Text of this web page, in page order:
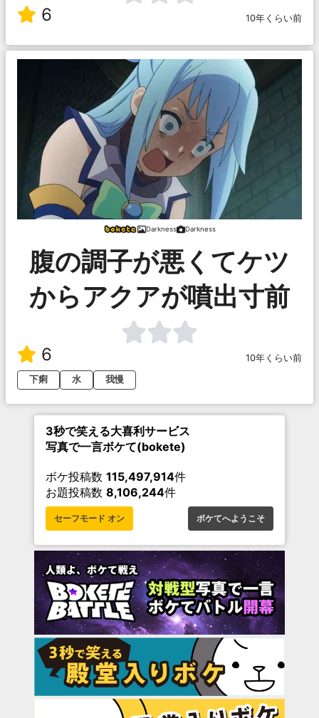
6 10年くらい前
Darkness Darkness
腹の調子が悪くてケツ
からアクアが噴出寸前
6
10年くらい前
下痢
水 我慢
3秒で笑える大喜利サービス
写真で一言ボケて(bokete)
ボケ投稿数 115,497,914件
お題投稿数 8,106,244件
セーフモード オン ボケてへようこそ